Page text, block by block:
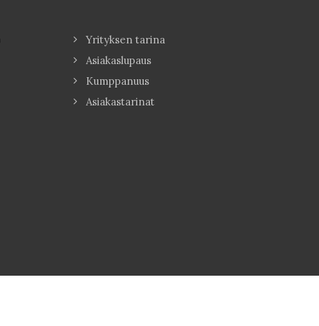
Yrityksen tarina
Asiakaslupaus
Kumppanuus
Asiakastarinat